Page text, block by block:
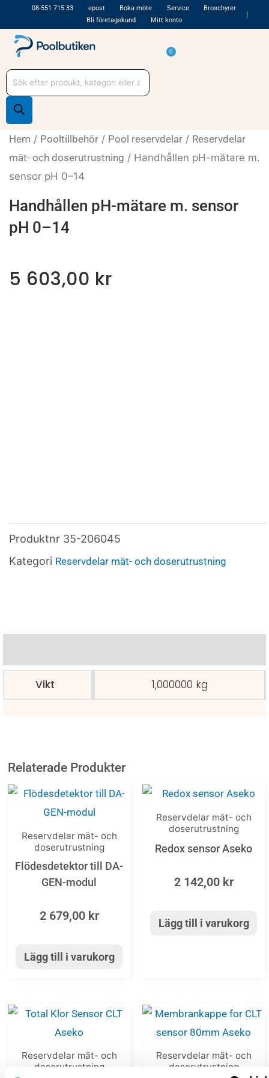
till
innehåll
08-551 715 33 epost Boka möte Service
Broschyrer
Bli företagskund
Mitt konto
0
Varukorg
Produktsökning
Hem / Pooltillbehör / Pool reservdelar / Reservdelar
mät- och doserutrustning / Handhållen pH-mätare m.
sensor pH 0–14
Handhållen pH-mätare m. sensor
pH 0–14
5 603,00 kr
Produktnr 35-206045
Kategori Reservdelar mät- och doserutrustning
Vikt 1,000000 kg
Relaterade Produkter
Reservdelar mät- och
doserutrustning
Flödesdetektor till DA-
GEN-modul
2 679,00 kr
Lägg till i varukorg
Reservdelar mät- och
doserutrustning
Redox sensor Aseko
2 142,00 kr
Lägg till i varukorg
Reservdelar mät- och
doserutrustning
Reservdelar mät- och
doserutrustning